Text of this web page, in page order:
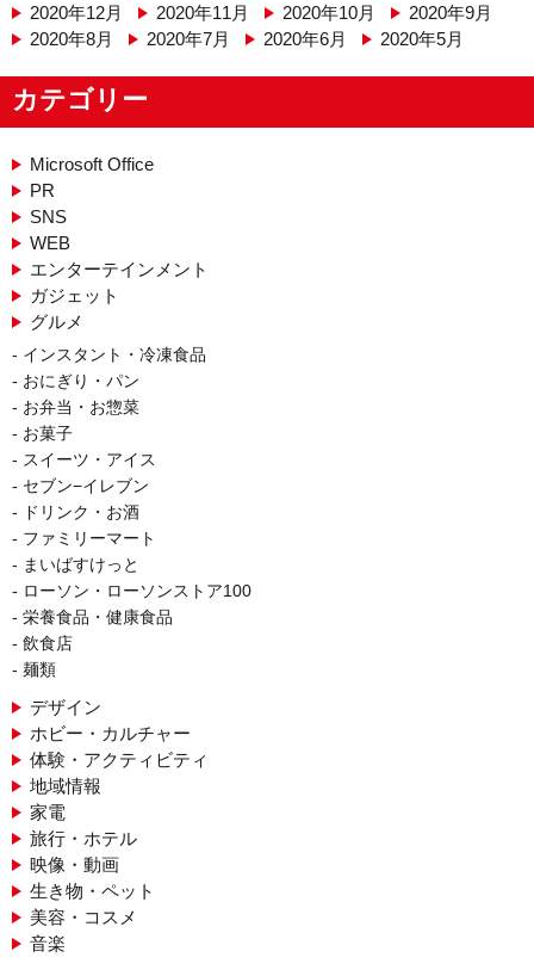
2020年12月
2020年11月 2020年10月
2020年9月
2020年8月
2020年7月 2020年6月 2020年5月
カテゴリー
Microsoft Office
PR
SNS
WEB
エンターテインメント
ガジェット
グルメ
インスタント・冷凍食品
おにぎり・パン
お弁当・お惣菜
お菓子
スイーツ・アイス
セブン−イレブン
ドリンク・お酒
ファミリーマート
まいばすけっと
ローソン・ローソンストア100
栄養食品・健康食品
飲食店
麺類
デザイン
ホビー・カルチャー
体験・アクティビティ
地域情報
家電
旅行・ホテル
映像・動画
生き物・ペット
美容・コスメ
音楽